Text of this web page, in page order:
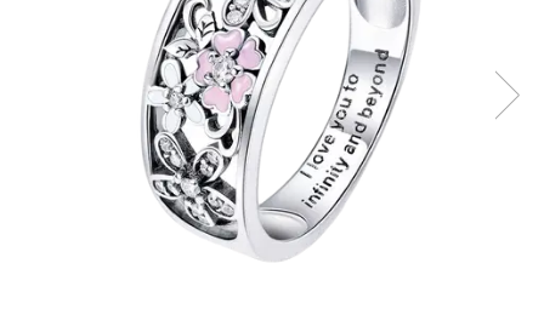
Bijuterii argint placat cu aur
Bijuterii argint cu diverse
Bijuterii argint cu murano
Bijuterii gotice si rock
Bijuterii Handmade
Bijuterii fantezie
Casete si cutii de bijuterii